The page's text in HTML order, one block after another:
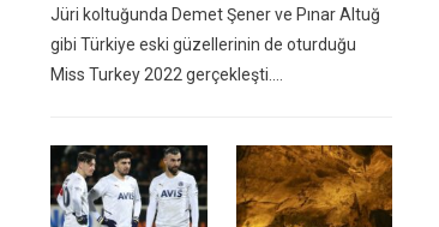
Jüri koltuğunda Demet Şener ve Pınar Altuğ
gibi Türkiye eski güzellerinin de oturduğu
Miss Turkey 2022 gerçekleşti.…